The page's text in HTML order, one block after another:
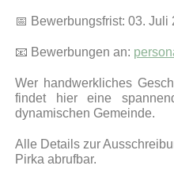
📅 Bewerbungsfrist: 03. Juli
📧 Bewerbungen an:
Wer handwerkliches
findet hier eine
dynamischen Gemeinde.
Alle Details zur
Pirka abrufbar.